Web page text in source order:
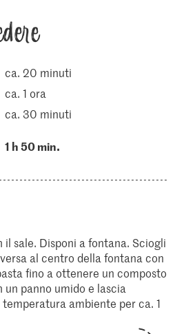
ca. 20 minuti
ca. 1 ora
ca. 30 minuti
1 h 50 min.
sale. Disponi a fontana. Sciogli
al centro della fontana con
fino a ottenere un composto
un panno umido e lascia
ambiente per ca. 1